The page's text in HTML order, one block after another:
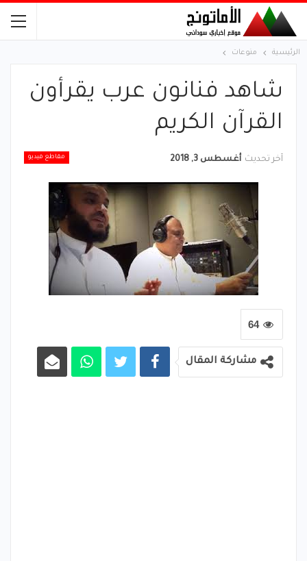
الرئيسية منوعات
شاهد فنانون عرب يقرأون
القرآن الكريم
مقاطع فيديو آخر تحديث أغسطس 3, 2018
64
مشاركة المقال